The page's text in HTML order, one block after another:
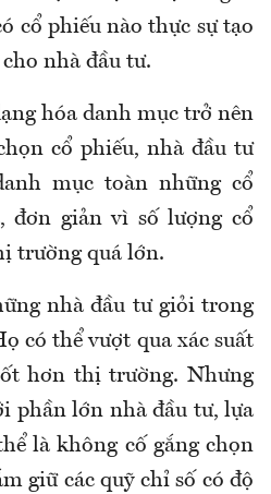
cổ phiếu nào thực sự tạo
nhà đầu tư.
hóa danh mục trở nên
cổ phiếu, nhà đầu tư
mục toàn những cổ
đơn giản vì số lượng cổ
trường quá lớn.
nhà đầu tư giỏi trong
có thể vượt qua xác suất
hơn thị trường. Nhưng
phần lớn nhà đầu tư, lựa
là không cố gắng chọn
giữ các quỹ chỉ số có độ